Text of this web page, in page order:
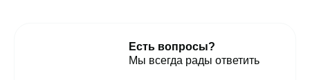
Есть вопросы?
Мы всегда рады ответить